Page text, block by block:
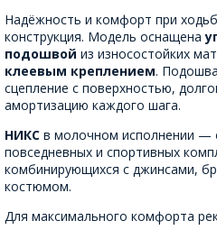
Надёжность и комфорт при
конструкция. Модель оснащена
подошвой из износостойких
клеевым креплением.
сцепление с поверхностью,
амортизацию каждого шага.
НИКС в молочном исполнении —
повседневных и спортивных
комбинирующихся с джинсами,
костюмом.
Для максимального комфорта